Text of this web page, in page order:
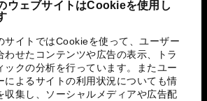
ウェブサイトはCookieを使用し
サイトではCookieを使って、ユーザー
わせたコンテンツや広告の表示、トラ
ックの分析を行っています。またユー
によるサイトの利用状況についても情
収集し、ソーシャルメディアや広告配